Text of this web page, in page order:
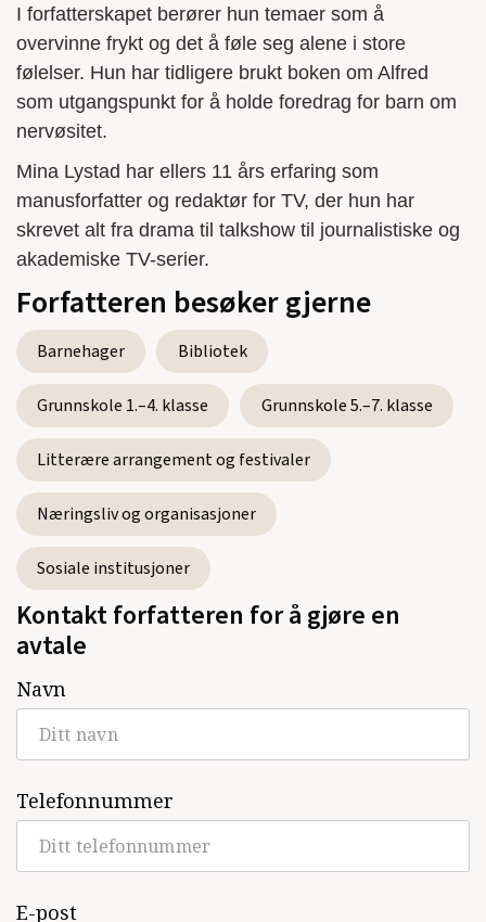
I forfatterskapet berører hun temaer som å
overvinne frykt og det å føle seg alene i store
følelser. Hun har tidligere brukt boken om Alfred
som utgangspunkt for å holde foredrag for barn om
nervøsitet.
Mina Lystad har ellers 11 års erfaring som
manusforfatter og redaktør for TV, der hun har
skrevet alt fra drama til talkshow til journalistiske og
akademiske TV-serier.
Forfatteren besøker gjerne
Barnehager Bibliotek
Grunnskole 1.–4. klasse Grunnskole 5.–7. klasse
Litterære arrangement og festivaler
Næringsliv og organisasjoner
Sosiale institusjoner
Kontakt forfatteren for å gjøre en
avtale
Navn
Telefonnummer
E-post